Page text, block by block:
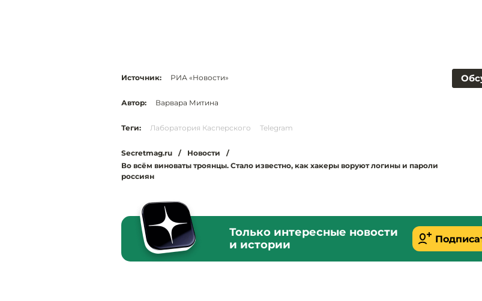
Источник: РИА «Новости»
Автор: Варвара Митина
Теги: Лаборатория Касперского Telegram
Secretmag.ru / Новости
/
Во всём виноваты троянцы. Стало известно, как хакеры воруют логины и пароли
россиян
Только интересные новости
и истории